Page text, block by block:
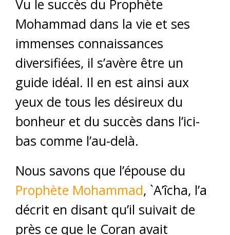
Vu le succès du Prophète
Mohammad dans la vie et ses
immenses connaissances
diversifiées, il s’avère être un
guide idéal. Il en est ainsi aux
yeux de tous les désireux du
bonheur et du succès dans l’ici-
bas comme l’au-delà.
Nous savons que l’épouse du
Prophète Mohammad, `A’îcha, l’a
décrit en disant qu’il suivait de
près ce que le Coran avait